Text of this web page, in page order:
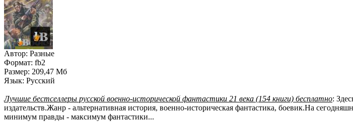
Автор: Разные
Формат: fb2
Размер: 209,47 Мб
Язык: Русский
Лучшие бестселлеры русской военно-исторической фантастики 21 века (154 книги) бесплатно:
издательств.Жанр - альтернативная история, военно-историческая фантастика, боевик.На
минимум правды - максимум фантастики...